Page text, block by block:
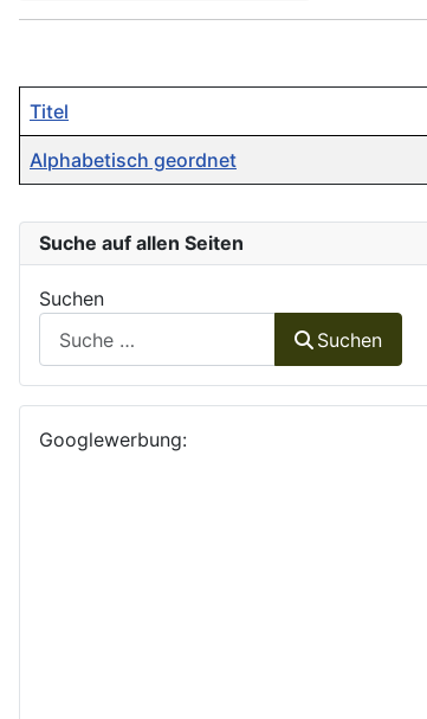
Titel
Alphabetisch geordnet
Suche auf allen Seiten
Suchen
Suchen
Googlewerbung: